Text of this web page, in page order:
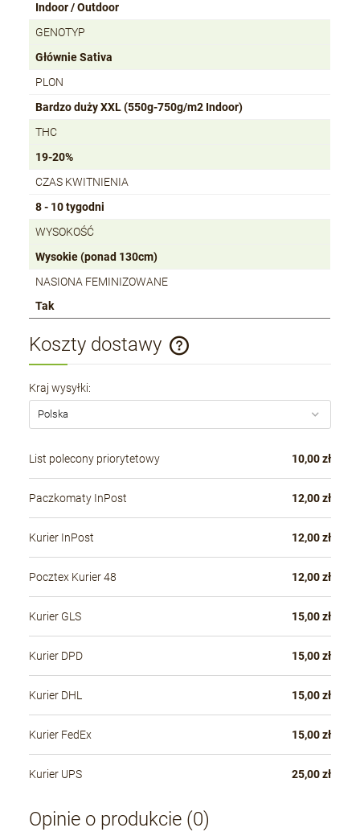
Indoor / Outdoor
GENOTYP
Głównie Sativa
PLON
Bardzo duży XXL (550g-750g/m2 Indoor)
THC
19-20%
CZAS KWITNIENIA
8 - 10 tygodni
WYSOKOŚĆ
Wysokie (ponad 130cm)
NASIONA FEMINIZOWANE
Tak
Koszty dostawy
Cena nie zawiera ewentualnych kosztów płatności
Kraj wysyłki:
List polecony priorytetowy 10,00 zł
Paczkomaty InPost 12,00 zł
Kurier InPost 12,00 zł
Pocztex Kurier 48 12,00 zł
Kurier GLS 15,00 zł
Kurier DPD 15,00 zł
Kurier DHL 15,00 zł
Kurier FedEx 15,00 zł
Kurier UPS 25,00 zł
Opinie o produkcie (0)